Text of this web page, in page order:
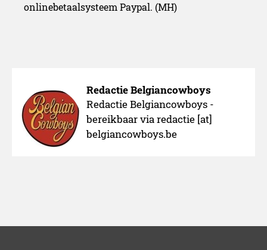
onlinebetaalsysteem Paypal. (MH)
Redactie Belgiancowboys
Redactie Belgiancowboys -
bereikbaar via redactie [at]
belgiancowboys.be